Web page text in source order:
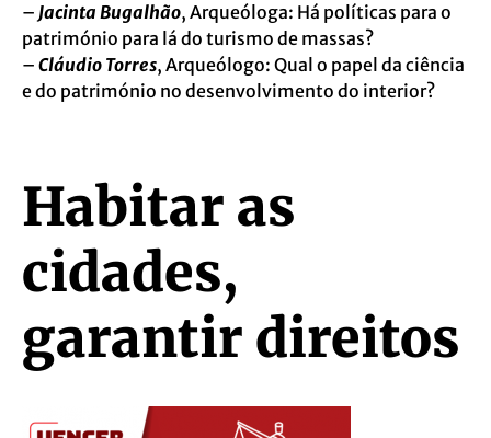
– Jacinta Bugalhão, Arqueóloga: Há políticas para o
património para lá do turismo de massas?
– Cláudio Torres, Arqueólogo: Qual o papel da ciência
e do património no desenvolvimento do interior?
Habitar as
cidades,
garantir direitos